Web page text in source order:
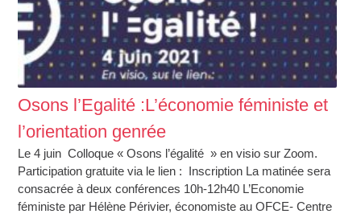
Osons l’Egalité :L’économie féministe et
l’orientation genrée
Le 4 juin Colloque « Osons l’égalité » en visio sur Zoom.
Participation gratuite via le lien : Inscription La matinée sera
consacrée à deux conférences 10h-12h40 L’Economie
féministe par Hélène Périvier, économiste au OFCE- Centre